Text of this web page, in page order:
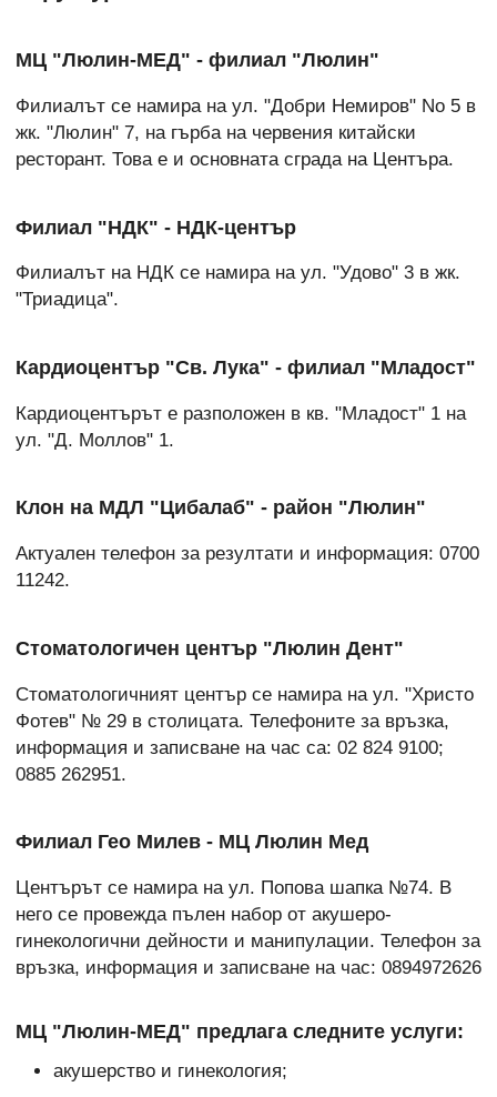
МЦ "Люлин-МЕД" - филиал "Люлин"
Филиалът се намира на ул. "Добри Немиров" No 5 в
жк. "Люлин" 7, на гърба на червения китайски
ресторант. Това е и основната сграда на Центъра.
Филиал "НДК" - НДК-център
Филиалът на НДК се намира на ул. "Удово" 3 в жк.
"Триадица".
Кардиоцентър "Св. Лука" - филиал "Младост"
Кардиоцентърът е разположен в кв. "Младост" 1 на
ул. "Д. Моллов" 1.
Клон на МДЛ "Цибалаб" - район "Люлин"
Актуален телефон за резултати и информация: 0700
11242.
Стоматологичен център "Люлин Дент"
Стоматологичният център се намира на ул. "Христо
Фотев" № 29 в столицата. Телефоните за връзка,
информация и записване на час са: 02 824 9100;
0885 262951.
Филиал Гео Милев - МЦ Люлин Мед
Центърът се намира на ул. Попова шапка №74. В
него се провежда пълен набор от акушеро-
гинекологични дейности и манипулации. Телефон за
връзка, информация и записване на час: 0894972626
МЦ "Люлин-МЕД" предлага следните услуги:
акушерство и гинекология;